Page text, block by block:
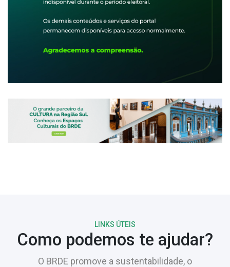
LINKS ÚTEIS
Como podemos te ajudar?
O BRDE promove a sustentabilidade, o